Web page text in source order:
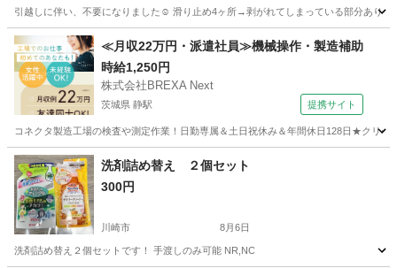
引越しに伴い、不要になりました☺︎ 滑り止め4ヶ所→剥がれてしまっている部分あり（
神奈川 伊勢原市 伊勢原駅 調理器具
≪月収22万円・派遣社員≫機械操作・製造補助
時給1,250円
株式会社BREXA Next
茨城県 静駅 提携サイト
コネクタ製造工場の検査や測定作業！日勤専属＆土日祝休み＆年間休日128日★クリ
茨城 常陸大宮市 静駅 その他
洗剤詰め替え ２個セット
300円
川崎市 8月6日
洗剤詰め替え２個セットです！ 手渡しのみ可能 NR,NC